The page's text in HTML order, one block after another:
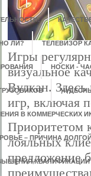
ЛИ? ТЕЛЕВИЗОР
НОСКИ -
В КОММЕРЧЕСКИХ
– ПРИЧИНА
КВАЛИФИКАЦИИ
Игры
визуальное
Вулкан.
игр, включая
Приоритетом
лояльных
предложение